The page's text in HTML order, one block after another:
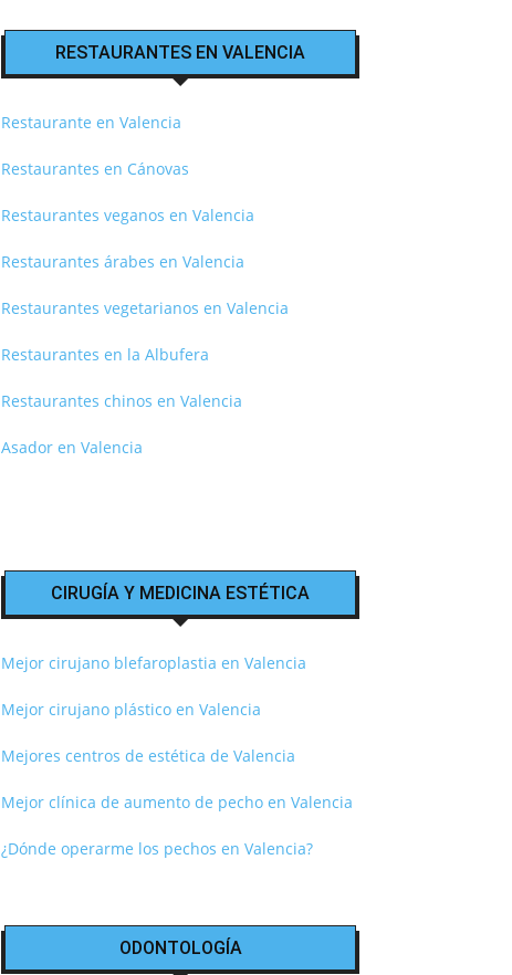
RESTAURANTES EN VALENCIA
Restaurante en Valencia
Restaurantes en Cánovas
Restaurantes veganos en Valencia
Restaurantes árabes en Valencia
Restaurantes vegetarianos en Valencia
Restaurantes en la Albufera
Restaurantes chinos en Valencia
Asador en Valencia
CIRUGÍA Y MEDICINA ESTÉTICA
Mejor cirujano blefaroplastia en Valencia
Mejor cirujano plástico en Valencia
Mejores centros de estética de Valencia
Mejor clínica de aumento de pecho en Valencia
¿Dónde operarme los pechos en Valencia?
ODONTOLOGÍA